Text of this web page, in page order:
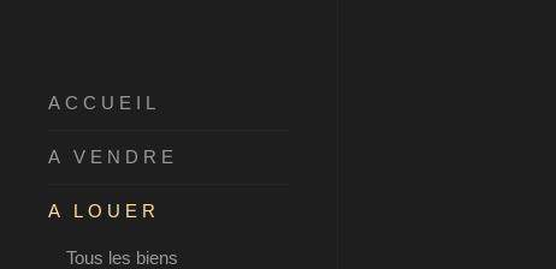
ACCUEIL
A VENDRE
A LOUER
Tous les biens